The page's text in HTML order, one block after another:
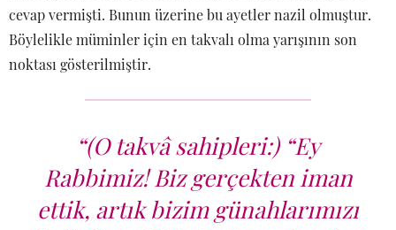
cevap vermişti. Bunun üzerine bu ayetler nazil olmuştur.
Böylelikle müminler için en takvalı olma yarışının son
noktası gösterilmiştir.
“(O takvâ sahipleri:) “Ey
Rabbimiz! Biz gerçekten iman
ettik, artık bizim günahlarımızı